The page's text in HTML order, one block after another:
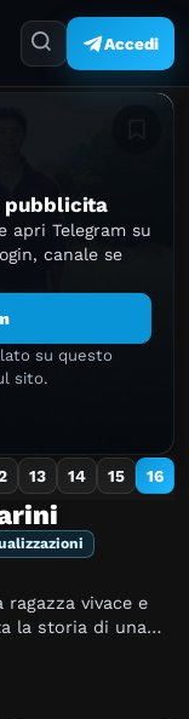
Accedi
pubblicita
apri Telegram su
canale se
su questo
sito.
13 14 15 16
vivace e
la storia di una
del tempo.